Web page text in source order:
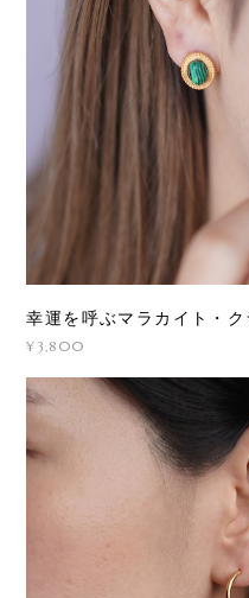
幸運を呼ぶマラカイト・
¥3,800